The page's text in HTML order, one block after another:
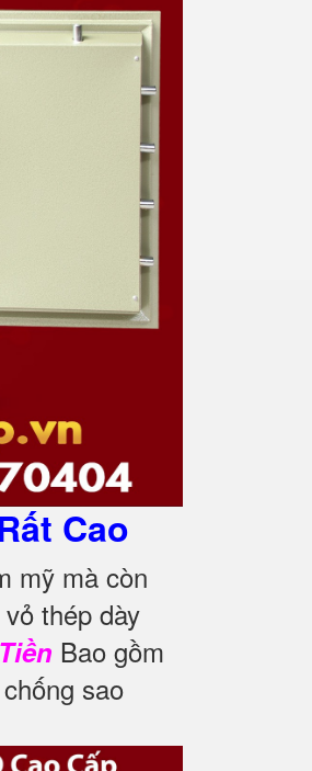
Cao
mỹ mà còn
thép dày
Bao gồm
sao